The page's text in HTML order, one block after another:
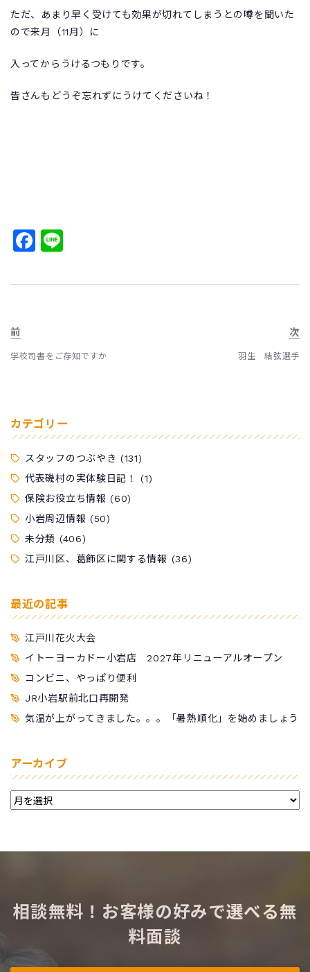
ただ、あまり早く受けても効果が切れてしまうとの噂を聞いた
ので来月（11月）に
入ってからうけるつもりです。
皆さんもどうぞ忘れずにうけてくださいね！
Facebook
前
学校司書をご存知ですか
次
羽生 結弦選手
カテゴリー
スタッフのつぶやき (131)
代表磯村の実体験日記！
(1)
保険お役立ち情報 (60)
小岩周辺情報 (50)
未分類 (406)
江戸川区、葛飾区に関する情報 (36)
最近の記事
江戸川花火大会
イトーヨーカドー小岩店 2027年リニューアルオープン
コンビニ、やっぱり便利
JR小岩駅前北口再開発
気温が上がってきました。。。「暑熱順化」を始めましょう
アーカイブ
相談無料！お客様の好みで選べる無
料面談